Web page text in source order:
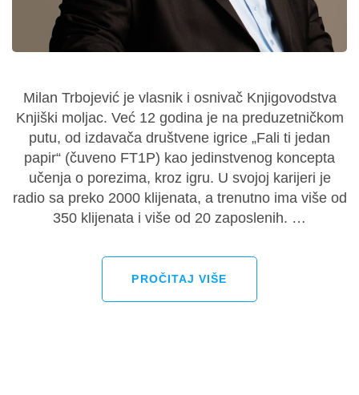
Milan Trbojević je vlasnik i osnivač Knjigovodstva
Knjiški moljac. Već 12 godina je na preduzetničkom
putu, od izdavača društvene igrice „Fali ti jedan
papir“ (čuveno FT1P) kao jedinstvenog koncepta
učenja o porezima, kroz igru. U svojoj karijeri je
radio sa preko 2000 klijenata, a trenutno ima više od
350 klijenata i više od 20 zaposlenih. …
PROČITAJ VIŠE